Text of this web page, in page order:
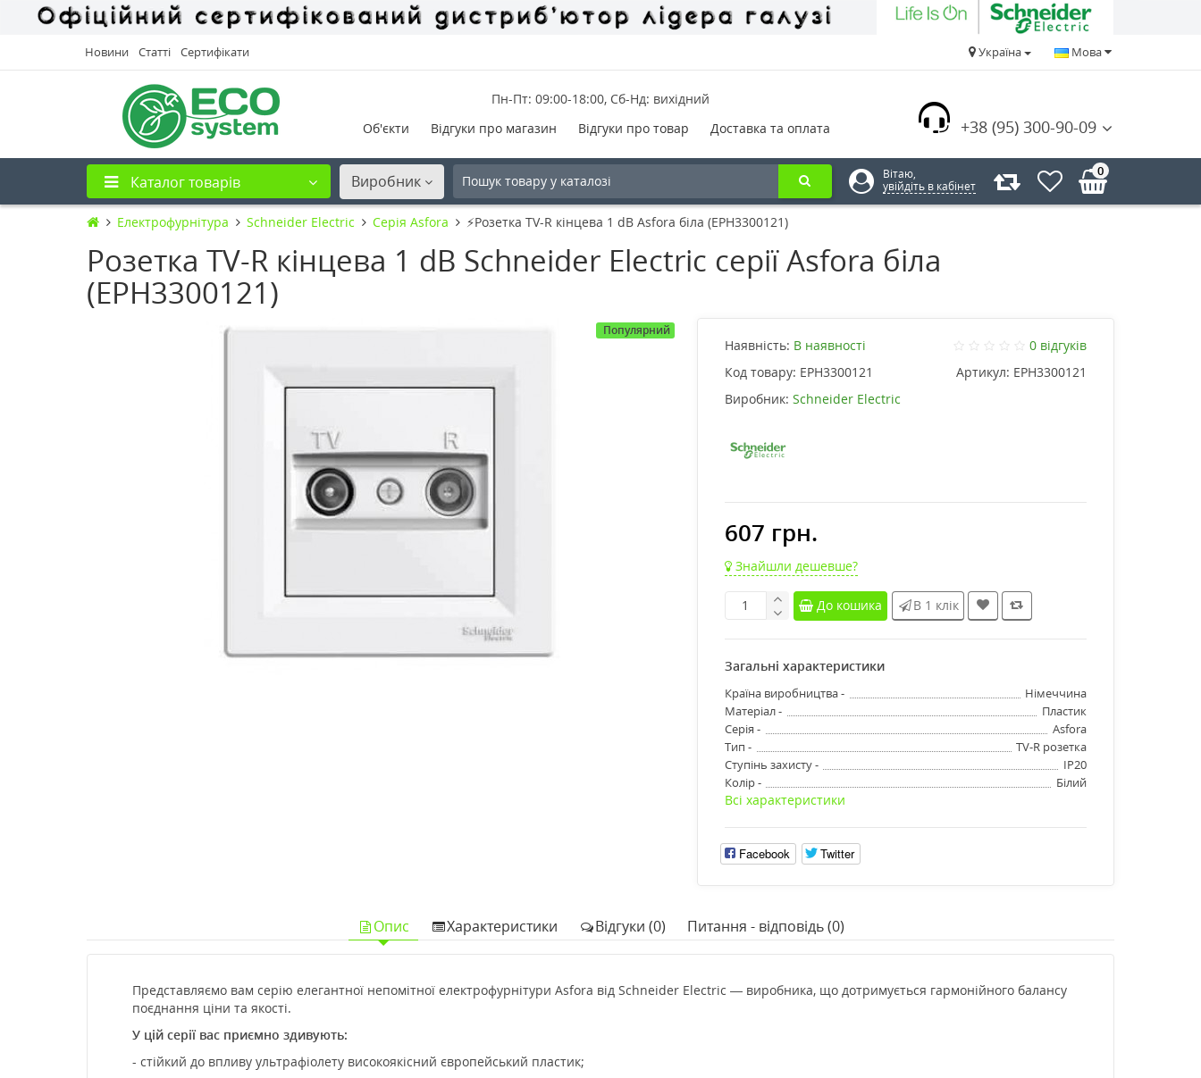
Новини Статті Сертифікати Мова
Україна
+38 (95) 300-90-09
Пн-Пт: 09:00-18:00, Сб-Нд: вихідний
Об'єкти
Відгуки про магазин Відгуки про товар Доставка та оплата
Каталог товарів Виробник
Вітаю,
увійдіть в кабінет
0
Електрофурнітура Schneider Electric Cерія Asfora ⚡Розетка TV-R кінцева 1 dB Asfora біла (EPH3300121)
Розетка TV-R кінцева 1 dB Schneider Electric серії Asfora біла
(EPH3300121)
Популярний
Наявність: В наявності
0 відгуків
Код товару: EPH3300121 Артикул: EPH3300121
Виробник: Schneider Electric
607 грн.
Знайшли дешевше?
До кошика В 1 клік
Загальні характеристики
Країна виробництва -
Німеччина
Матеріал -
Пластик
Серія -
Asfora
Тип -
TV-R розетка
Ступінь захисту -
IP20
Колір -
Білий
Всі характеристики
Facebook Twitter
Опис Характеристики Відгуки (0) Питання - відповідь (0)
Представляємо вам серію елегантної непомітної електрофурнітури Asfora від Schneider Electric — виробника, що дотримується гармонійного балансу
поєднання ціни та якості.
У цій серії вас приємно здивують:
- стійкий до впливу ультрафіолету високоякісний європейський пластик;